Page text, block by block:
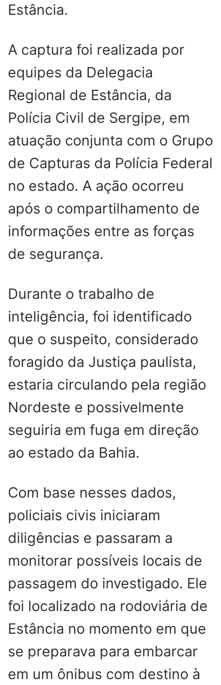
Estância.
A captura foi realizada por
equipes da Delegacia
Regional de Estância, da
Polícia Civil de Sergipe, em
atuação conjunta com o Grupo
de Capturas da Polícia Federal
no estado. A ação ocorreu
após o compartilhamento de
informações entre as forças
de segurança.
Durante o trabalho de
inteligência, foi identificado
que o suspeito, considerado
foragido da Justiça paulista,
estaria circulando pela região
Nordeste e possivelmente
seguiria em fuga em direção
ao estado da Bahia.
Com base nesses dados,
policiais civis iniciaram
diligências e passaram a
monitorar possíveis locais de
passagem do investigado. Ele
foi localizado na rodoviária de
Estância no momento em que
se preparava para embarcar
em um ônibus com destino à